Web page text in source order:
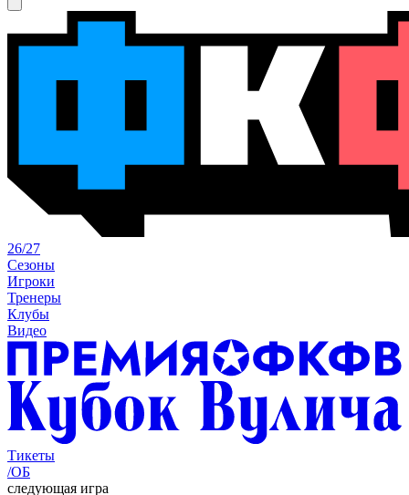
26/27
Сезоны
Игроки
Тренеры
Клубы
Видео
Тикеты
/ОБ
следующая игра